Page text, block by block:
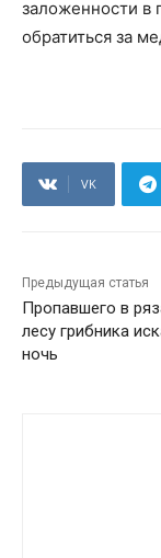
заложенности в
обратиться за
VK
Предыдущая статья
Пропавшего в
лесу грибника
ночь